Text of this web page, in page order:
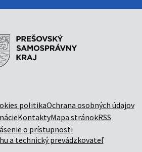
politikaOchrana osobných údajov
KontaktyMapa stránokRSS
o prístupnosti
a technický prevádzkovateľ